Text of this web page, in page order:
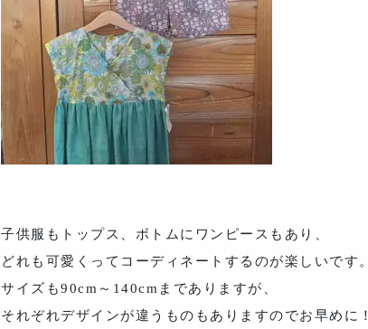
子供服もトップス、ボトムにワンピースもあり、
どれも可愛くってコーディネートするのが楽しいです。
サイズも90cm～140cmまでありますが、
それぞれデザインが違うものもありますのでお早めに！